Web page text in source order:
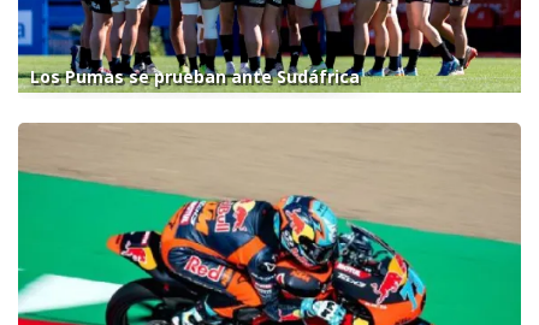
Los Pumas se prueban ante Sudáfrica